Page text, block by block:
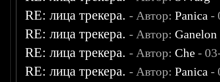
RE: лица трекера. - Автор:Panica -
RE: лица трекера. - Автор: Ganelon
RE: лица трекера. - Автор: Che -
RE: лица трекера. - Автор:Panica -